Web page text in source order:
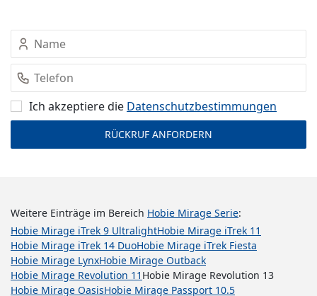
Ich akzeptiere die Datenschutz­bestimmungen
Weitere Einträge im Bereich Hobie Mirage Serie:
Hobie Mirage iTrek 9 UltralightHobie Mirage iTrek 11
Hobie Mirage iTrek 14 DuoHobie Mirage iTrek Fiesta
Hobie Mirage LynxHobie Mirage Outback
Hobie Mirage Revolution 11 Hobie Mirage Revolution 13
Hobie Mirage OasisHobie Mirage Passport 10.5